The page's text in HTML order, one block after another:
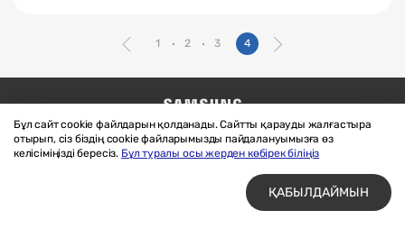
Бұл сайт cookie файлдарын қолданады. Сайтты қарауды жалғастыра
отырып, сіз біздің cookie файларымызды пайдалануымызға өз
келісіміңізді бересіз. Бұл туралы осы жерден көбірек біліңіз
ҚАБЫЛДАЙМЫН
1 2 3 4
Бізге жазыңыз
SAMSUNG.COM
Материалдарды пайдалану шарттары